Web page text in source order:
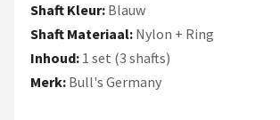
Shaft Kleur: Blauw
Shaft Materiaal: Nylon + Ring
Inhoud: 1 set (3 shafts)
Merk: Bull's Germany